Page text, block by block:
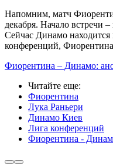
Напомним, матч
декабря. Начало встречи
Сейчас Динамо
конференций,
Фиорентина – Динамо:
Читайте еще:
Фиорентина
Лука Раньери
Динамо Киев
Лига конференций
Фиорентина -